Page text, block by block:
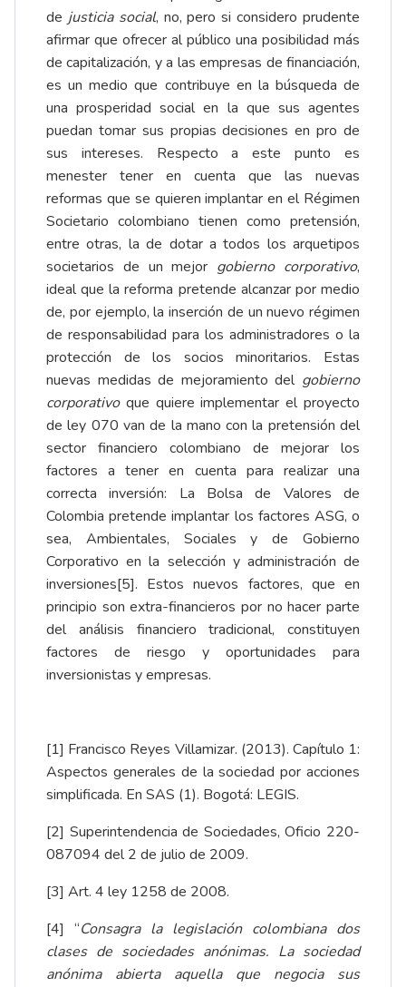
de justicia social, no, pero si considero prudente
afirmar que ofrecer al público una posibilidad más
de capitalización, y a las empresas de financiación,
es un medio que contribuye en la búsqueda de
una prosperidad social en la que sus agentes
puedan tomar sus propias decisiones en pro de
sus intereses. Respecto a este punto es
menester tener en cuenta que las nuevas
reformas que se quieren implantar en el Régimen
Societario colombiano tienen como pretensión,
entre otras, la de dotar a todos los arquetipos
societarios de un mejor gobierno corporativo,
ideal que la reforma pretende alcanzar por medio
de, por ejemplo, la inserción de un nuevo régimen
de responsabilidad para los administradores o la
protección de los socios minoritarios. Estas
nuevas medidas de mejoramiento del gobierno
corporativoque quiere implementar el proyecto
de ley 070 van de la mano con la pretensión del
sector financiero colombiano de mejorar los
factores a tener en cuenta para realizar una
correcta inversión: La Bolsa de Valores de
Colombia pretende implantar los factores ASG, o
sea, Ambientales, Sociales y de Gobierno
Corporativo en la selección y administración de
inversiones[5]. Estos nuevos factores, que en
principio son extra-financieros por no hacer parte
del análisis financiero tradicional, constituyen
factores de riesgo y oportunidades para
inversionistas y empresas.
[1] Francisco Reyes Villamizar. (2013). Capítulo 1:
Aspectos generales de la sociedad por acciones
simplificada. En SAS (1). Bogotá: LEGIS.
[2] Superintendencia de Sociedades, Oficio 220-
087094 del 2 de julio de 2009.
[3] Art. 4 ley 1258 de 2008.
[4] “Consagra la legislación colombiana dos
clases de sociedades anónimas. La sociedad
anónima abierta aquella que negocia sus